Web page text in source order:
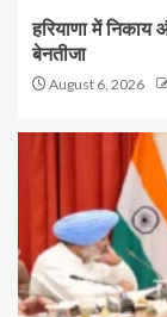
हरियाणा में निकाय
बेनतीजा
August 6, 2026